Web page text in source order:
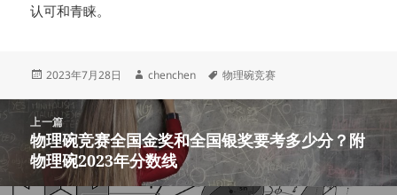
认可和青睐。
发
于
2023年7月28日
作
chenchen
标
物理碗竞赛
文
上一篇
上
篇
文
物理碗竞赛全国金奖和全国银奖要考多少分？附
物理碗2023年分数线